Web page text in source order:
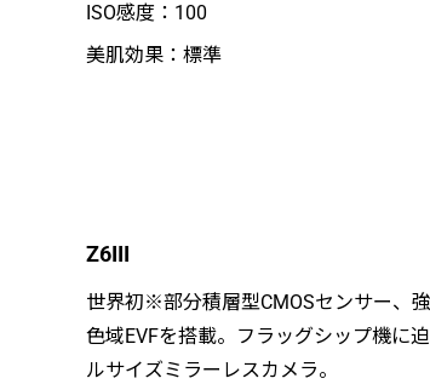
ISO感度：100
美肌効果：標準
Z6III
世界初※部分積層型CMOSセンサー、
色域EVFを搭載。フラッグシップ機に
ルサイズミラーレスカメラ。